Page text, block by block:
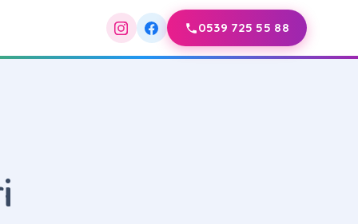
0539 725 55 88